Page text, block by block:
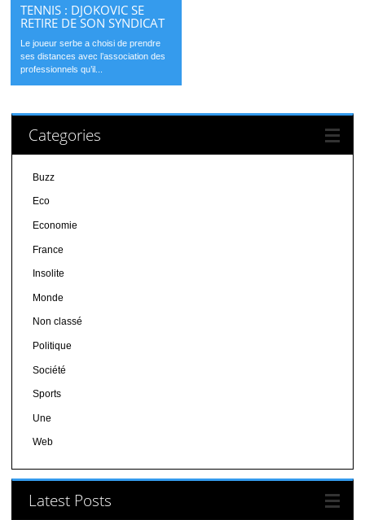
TENNIS : DJOKOVIC SE
RETIRE DE SON SYNDICAT
Le joueur serbe a choisi de prendre
ses distances avec l’association des
professionnels qu’il...
Categories
Buzz
Eco
Economie
France
Insolite
Monde
Non classé
Politique
Société
Sports
Une
Web
Latest Posts